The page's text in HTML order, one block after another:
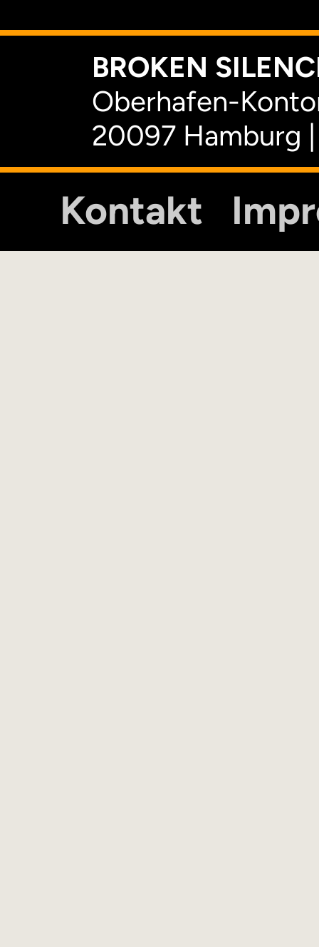
BROKEN
Oberhafen-
20097 Hamburg
Kontakt